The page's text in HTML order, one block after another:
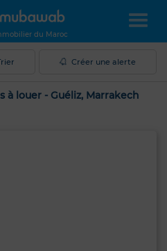
du Maroc
Créer une alerte
louer - Guéliz, Marrakech